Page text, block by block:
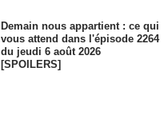
Demain nous appartient : ce qui
vous attend dans l'épisode 2264
du jeudi 6 août 2026
[SPOILERS]